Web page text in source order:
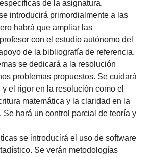
de la asignatura.
introducirá primordialmente a las
habrá que ampliar las
con el estudio autónomo del
de la bibliografía de referencia.
se dedicará a la resolución
problemas propuestos. Se cuidará
el rigor en la resolución como el
matemática y la claridad en la
Se hará uncontrol parcial de teoría y
se introducirá el uso de software
. Se verán metodologías